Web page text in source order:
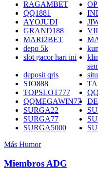
RAGAMBET
QQ1881
AYOJUDI
GRAND188
MARI2BET
depo 5k
slot gacor hari ini
deposit qris
SJO888
TOPSLOT777
QQMEGAWIN77
SURGA22
SURGA77
SURGA5000
Más Humor
Miembros ADG